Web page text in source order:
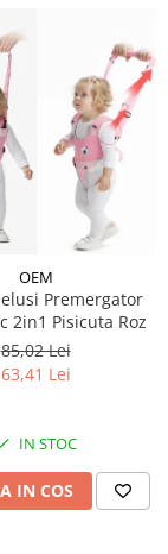
OEM
Premergator
2in1 Pisicuta Roz
85,02 Lei
63,41 Lei
IN STOC
IN COS